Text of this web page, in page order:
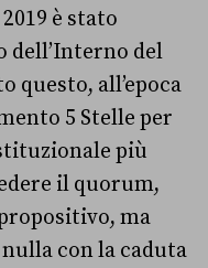
è stato
dell’Interno del
questo, all’epoca
5 Stelle per
più
il quorum,
ma
con la caduta